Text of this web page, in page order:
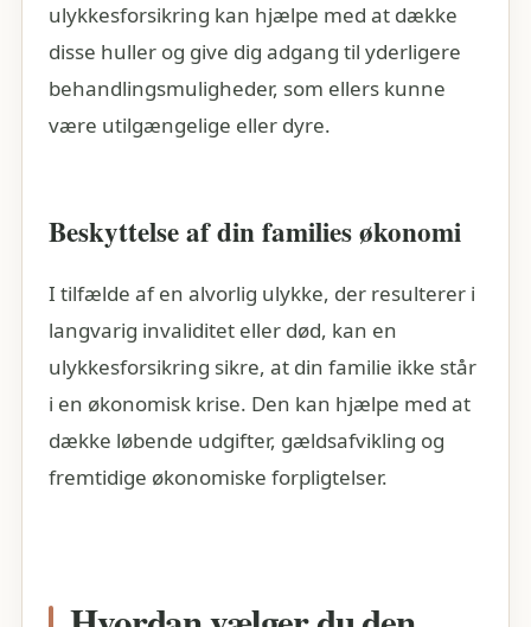
ulykkesforsikring kan hjælpe med at dække
disse huller og give dig adgang til yderligere
behandlingsmuligheder, som ellers kunne
være utilgængelige eller dyre.
Beskyttelse af din families økonomi
I tilfælde af en alvorlig ulykke, der resulterer i
langvarig invaliditet eller død, kan en
ulykkesforsikring sikre, at din familie ikke står
i en økonomisk krise. Den kan hjælpe med at
dække løbende udgifter, gældsafvikling og
fremtidige økonomiske forpligtelser.